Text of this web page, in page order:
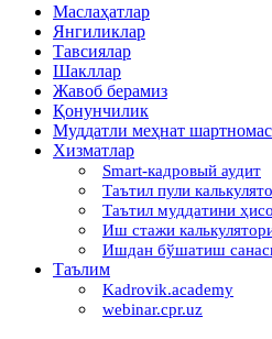
Маслаҳатлар
Янгиликлар
Тавсиялар
Шакллар
Жавоб берамиз
Қонунчилик
Муддатли меҳнат
Хизматлар
Smart-кадровый аудит
Таътил пули
Таътил муддатини
Иш стажи
Ишдан бўшатиш
Таълим
Kadrovik.academy
webinar.cpr.uz